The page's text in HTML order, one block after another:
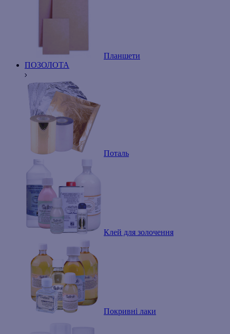
Планшети
ПОЗОЛОТА
Поталь
Клей для золочення
Покривні лаки